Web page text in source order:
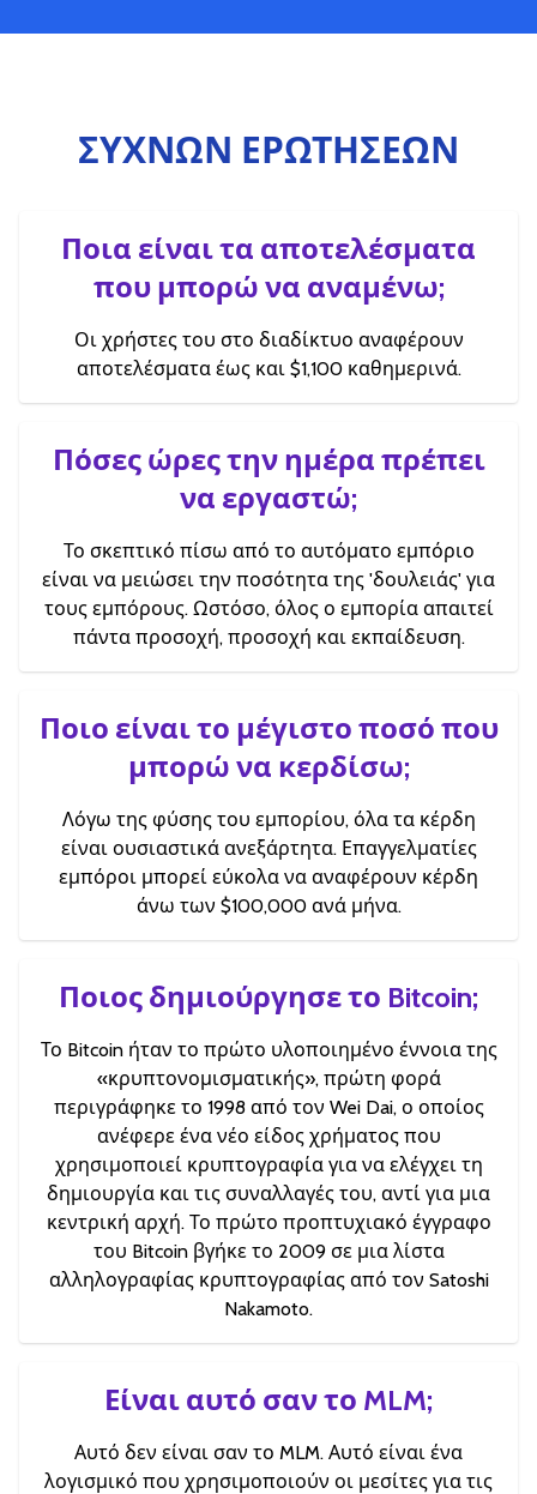
ΣΥΧΝΩΝ ΕΡΩΤΗΣΕΩΝ
Ποια είναι τα αποτελέσματα
που μπορώ να αναμένω;
Οι χρήστες του στο διαδίκτυο αναφέρουν
αποτελέσματα έως και $1,100 καθημερινά.
Πόσες ώρες την ημέρα πρέπει
να εργαστώ;
Το σκεπτικό πίσω από το αυτόματο εμπόριο
είναι να μειώσει την ποσότητα της 'δουλειάς' για
τους εμπόρους. Ωστόσο, όλος ο εμπορία απαιτεί
πάντα προσοχή, προσοχή και εκπαίδευση.
Ποιο είναι το μέγιστο ποσό που
μπορώ να κερδίσω;
Λόγω της φύσης του εμπορίου, όλα τα κέρδη
είναι ουσιαστικά ανεξάρτητα. Επαγγελματίες
εμπόροι μπορεί εύκολα να αναφέρουν κέρδη
άνω των $100,000 ανά μήνα.
Ποιος δημιούργησε το Bitcoin;
Το Bitcoin ήταν το πρώτο υλοποιημένο έννοια της
«κρυπτονομισματικής», πρώτη φορά
περιγράφηκε το 1998 από τον Wei Dai, ο οποίος
ανέφερε ένα νέο είδος χρήματος που
χρησιμοποιεί κρυπτογραφία για να ελέγχει τη
δημιουργία και τις συναλλαγές του, αντί για μια
κεντρική αρχή. Το πρώτο προπτυχιακό έγγραφο
του Bitcoin βγήκε το 2009 σε μια λίστα
αλληλογραφίας κρυπτογραφίας από τον Satoshi
Nakamoto.
Είναι αυτό σαν το MLM;
Αυτό δεν είναι σαν το MLM. Αυτό είναι ένα
λογισμικό που χρησιμοποιούν οι μεσίτες για τις